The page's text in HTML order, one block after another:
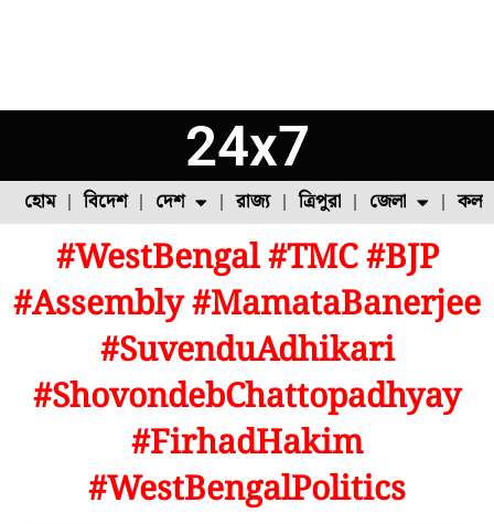
24x7
হোম বিদেশ দেশ
ফুল চাষ ফল চাষ মাছ চাষ পোল্ট্রি চাষ
রাজ্য ত্রিপুরা জেলা
উত্তর ২৪ পরগনা
#WestBengal #TMC #BJP
#Assembly #MamataBanerjee
#SuvenduAdhikari
#ShovondebChattopadhyay
#FirhadHakim
#WestBengalPolitics